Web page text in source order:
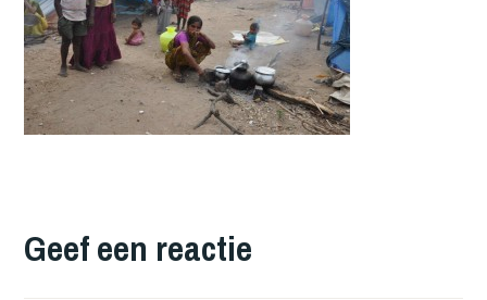
Geef een reactie